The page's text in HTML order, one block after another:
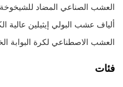
العشب الصناعي المضاد للشيخوخة
ألياف عشب البولي إيثيلين عالية
العشب الاصطناعي لكرة البوابة
فئات